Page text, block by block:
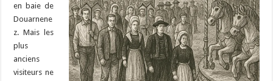
en baie de
Douarnene
z. Mais les
plus
anciens
visiteurs ne